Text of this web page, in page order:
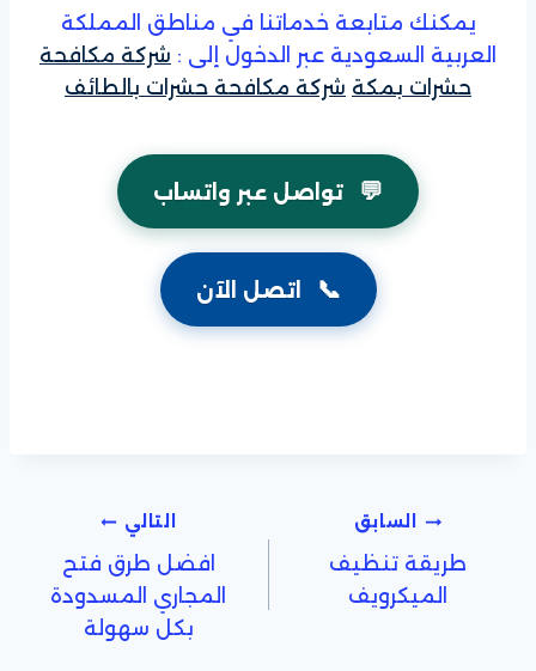
يمكنك متابعة خدماتنا في مناطق المملكة
العربية السعودية عبر الدخول إلى : شركة مكافحة
حشرات بمكة شركة مكافحة حشرات بالطائف
💬 تواصل عبر واتساب
📞 اتصل الآن
تصفّح
المقالات
السابق
طريقة تنظيف
الميكرويف
التالي
افضل طرق فتح
المجاري المسدودة
بكل سهولة